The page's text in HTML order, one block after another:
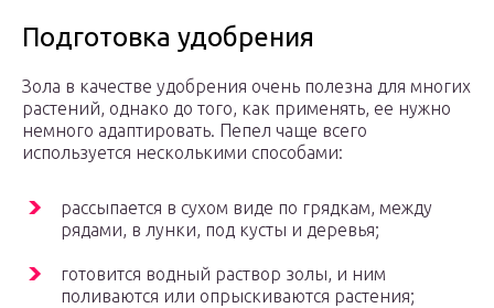
Подготовка удобрения
Зола в качестве удобрения очень полезна для многих
растений, однако до того, как применять, ее нужно
немного адаптировать. Пепел чаще всего
используется несколькими способами:
рассыпается в сухом виде по грядкам, между
рядами, в лунки, под кусты и деревья;
готовится водный раствор золы, и ним
поливаются или опрыскиваются растения;